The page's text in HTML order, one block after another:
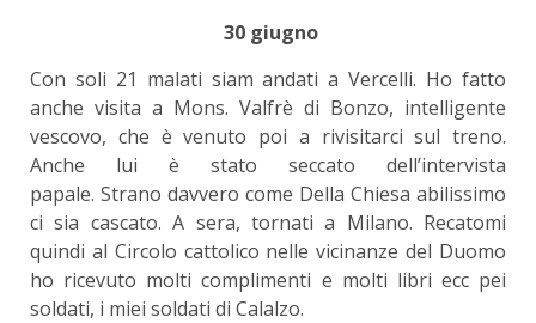
30 giugno
Con soli 21 malati siam andati a Vercelli. Ho fatto
anche visita a Mons. Valfrè di Bonzo, intelligente
vescovo, che è venuto poi a rivisitarci sul treno.
Anche lui è stato seccato dell’intervista
papale. Strano davvero come Della Chiesa abilissimo
ci sia cascato. A sera, tornati a Milano. Recatomi
quindi al Circolo cattolico nelle vicinanze del Duomo
ho ricevuto molti complimenti e molti libri ecc pei
soldati, i miei soldati di Calalzo.